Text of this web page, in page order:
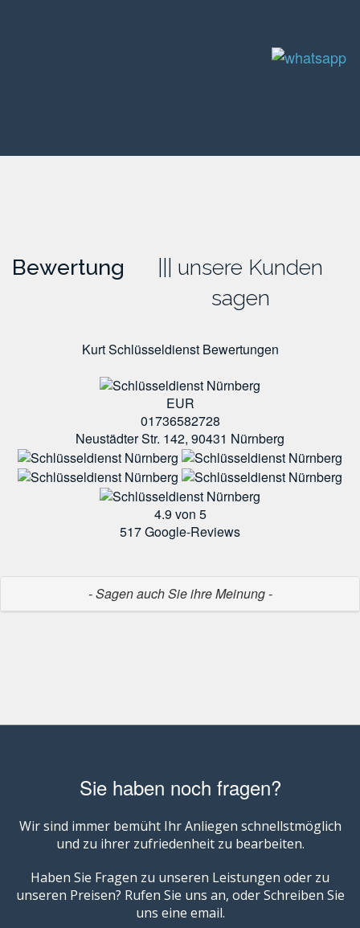
Bewertung
unsere Kunden
sagen
Kurt SchlüsseldienstBewertungen
EUR
01736582728
Neustädter Str. 142, 90431 Nürnberg
4.9 von 5
517Google-Reviews
- Sagen auch Sie ihre Meinung -
Sie haben noch fragen?
Wir sind immer bemüht Ihr Anliegen schnellstmöglich
und zu ihrer zufriedenheit zu bearbeiten.
Haben Sie Fragen zu unseren Leistungen oder zu
unseren Preisen? Rufen Sie uns an, oder Schreiben Sie
uns eine email.